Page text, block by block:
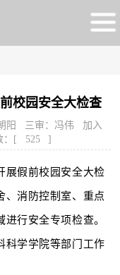
校园安全大检查
阳 三审：冯伟 加入
：[
525 ]
展假前校园安全大检
、消防控制室、重点
行安全专项检查。
科学学院等部门工作